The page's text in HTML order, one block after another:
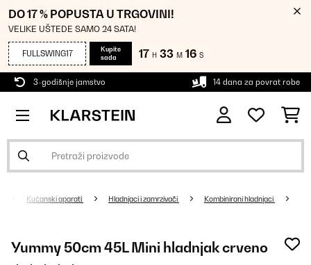
DO 17 % POPUSTA U TRGOVINI!
VELIKE UŠTEDE SAMO 24 SATA!
FULLSWING17
Kupite
sada
17 H 33 M 16 S
3-godišnje jamstvo 14 dana za povrat robe
Kućanski aparati Hladnjaci i zamrzivači Kombinirani hladnjaci
Yummy 50cm 45L Mini hladnjak crveno